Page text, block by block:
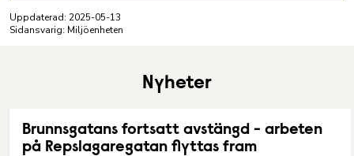
Uppdaterad: 2025-05-13
Sidansvarig: Miljöenheten
Nyheter
Brunnsgatans fortsatt avstängd - arbeten
på Repslagaregatan flyttas fram